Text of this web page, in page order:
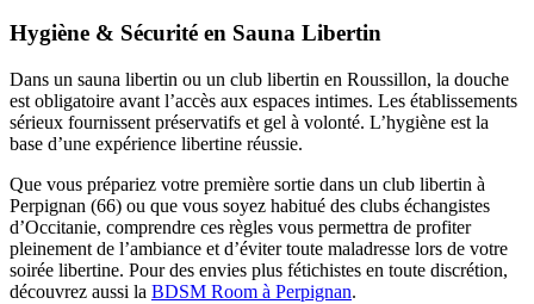
Hygiène & Sécurité en Sauna Libertin
Dans un sauna libertin ou un club libertin en Roussillon, la douche
est obligatoire avant l’accès aux espaces intimes. Les établissements
sérieux fournissent préservatifs et gel à volonté. L’hygiène est la
base d’une expérience libertine réussie.
Que vous prépariez votre première sortie dans un club libertin à
Perpignan (66) ou que vous soyez habitué des clubs échangistes
d’Occitanie, comprendre ces règles vous permettra de profiter
pleinement de l’ambiance et d’éviter toute maladresse lors de votre
soirée libertine. Pour des envies plus fétichistes en toute discrétion,
découvrez aussi la BDSM Room à Perpignan.